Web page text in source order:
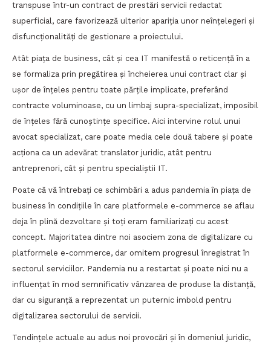
transpuse într-un contract de prestări servicii redactat
superficial, care favorizează ulterior apariția unor neînțelegeri și
disfuncționalități de gestionare a proiectului.
Atât piața de business, cât și cea IT manifestă o reticență în a
se formaliza prin pregătirea și încheierea unui contract clar și
ușor de înțeles pentru toate părțile implicate, preferând
contracte voluminoase, cu un limbaj supra-specializat, imposibil
de înțeles fără cunoștințe specifice. Aici intervine rolul unui
avocat specializat, care poate media cele două tabere și poate
acționa ca un adevărat translator juridic, atât pentru
antreprenori, cât și pentru specialiștii IT.
Poate că vă întrebați ce schimbări a adus pandemia în piața de
business în condițiile în care platformele e-commerce se aflau
deja în plină dezvoltare și toți eram familiarizați cu acest
concept. Majoritatea dintre noi asociem zona de digitalizare cu
platformele e-commerce, dar omitem progresul înregistrat în
sectorul serviciilor. Pandemia nu a restartat și poate nici nu a
influențat în mod semnificativ vânzarea de produse la distanță,
dar cu siguranță a reprezentat un puternic imbold pentru
digitalizarea sectorului de servicii.
Tendințele actuale au adus noi provocări și în domeniul juridic,